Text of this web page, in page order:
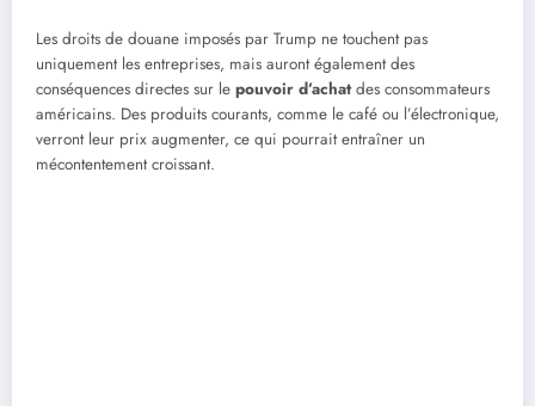
Les droits de douane imposés par Trump ne touchent pas
uniquement les entreprises, mais auront également des
conséquences directes sur le pouvoir d’achatdes consommateurs
américains. Des produits courants, comme le café ou l’électronique,
verront leur prix augmenter, ce qui pourrait entraîner un
mécontentement croissant.